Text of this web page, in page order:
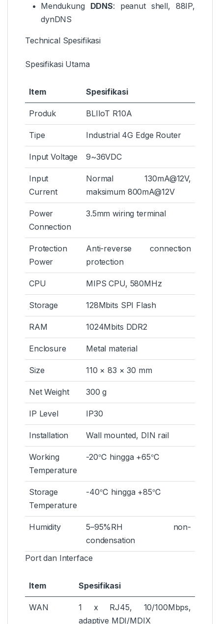
Mendukung DDNS: peanut shell, 88IP,
dynDNS
Technical Spesifikasi
Spesifikasi Utama
Item Spesifikasi
Produk BLIIoT R10A
Tipe Industrial 4G Edge Router
Input Voltage 9~36VDC
Input
Current
Normal 130mA@12V,
maksimum 800mA@12V
Power
Connection
3.5mm wiring terminal
Protection
Power
Anti-reverse connection
protection
CPU MIPS CPU, 580MHz
Storage 128Mbits SPI Flash
RAM 1024Mbits DDR2
Enclosure Metal material
Size 110 × 83 × 30 mm
Net Weight 300 g
IP Level IP30
Installation Wall mounted, DIN rail
Working
Temperature
-20℃ hingga +65℃
Storage
Temperature
-40℃ hingga +85℃
Humidity
5–95%RH non-
condensation
Port dan Interface
Item Spesifikasi
WAN
1 x RJ45, 10/100Mbps,
adaptive MDI/MDIX